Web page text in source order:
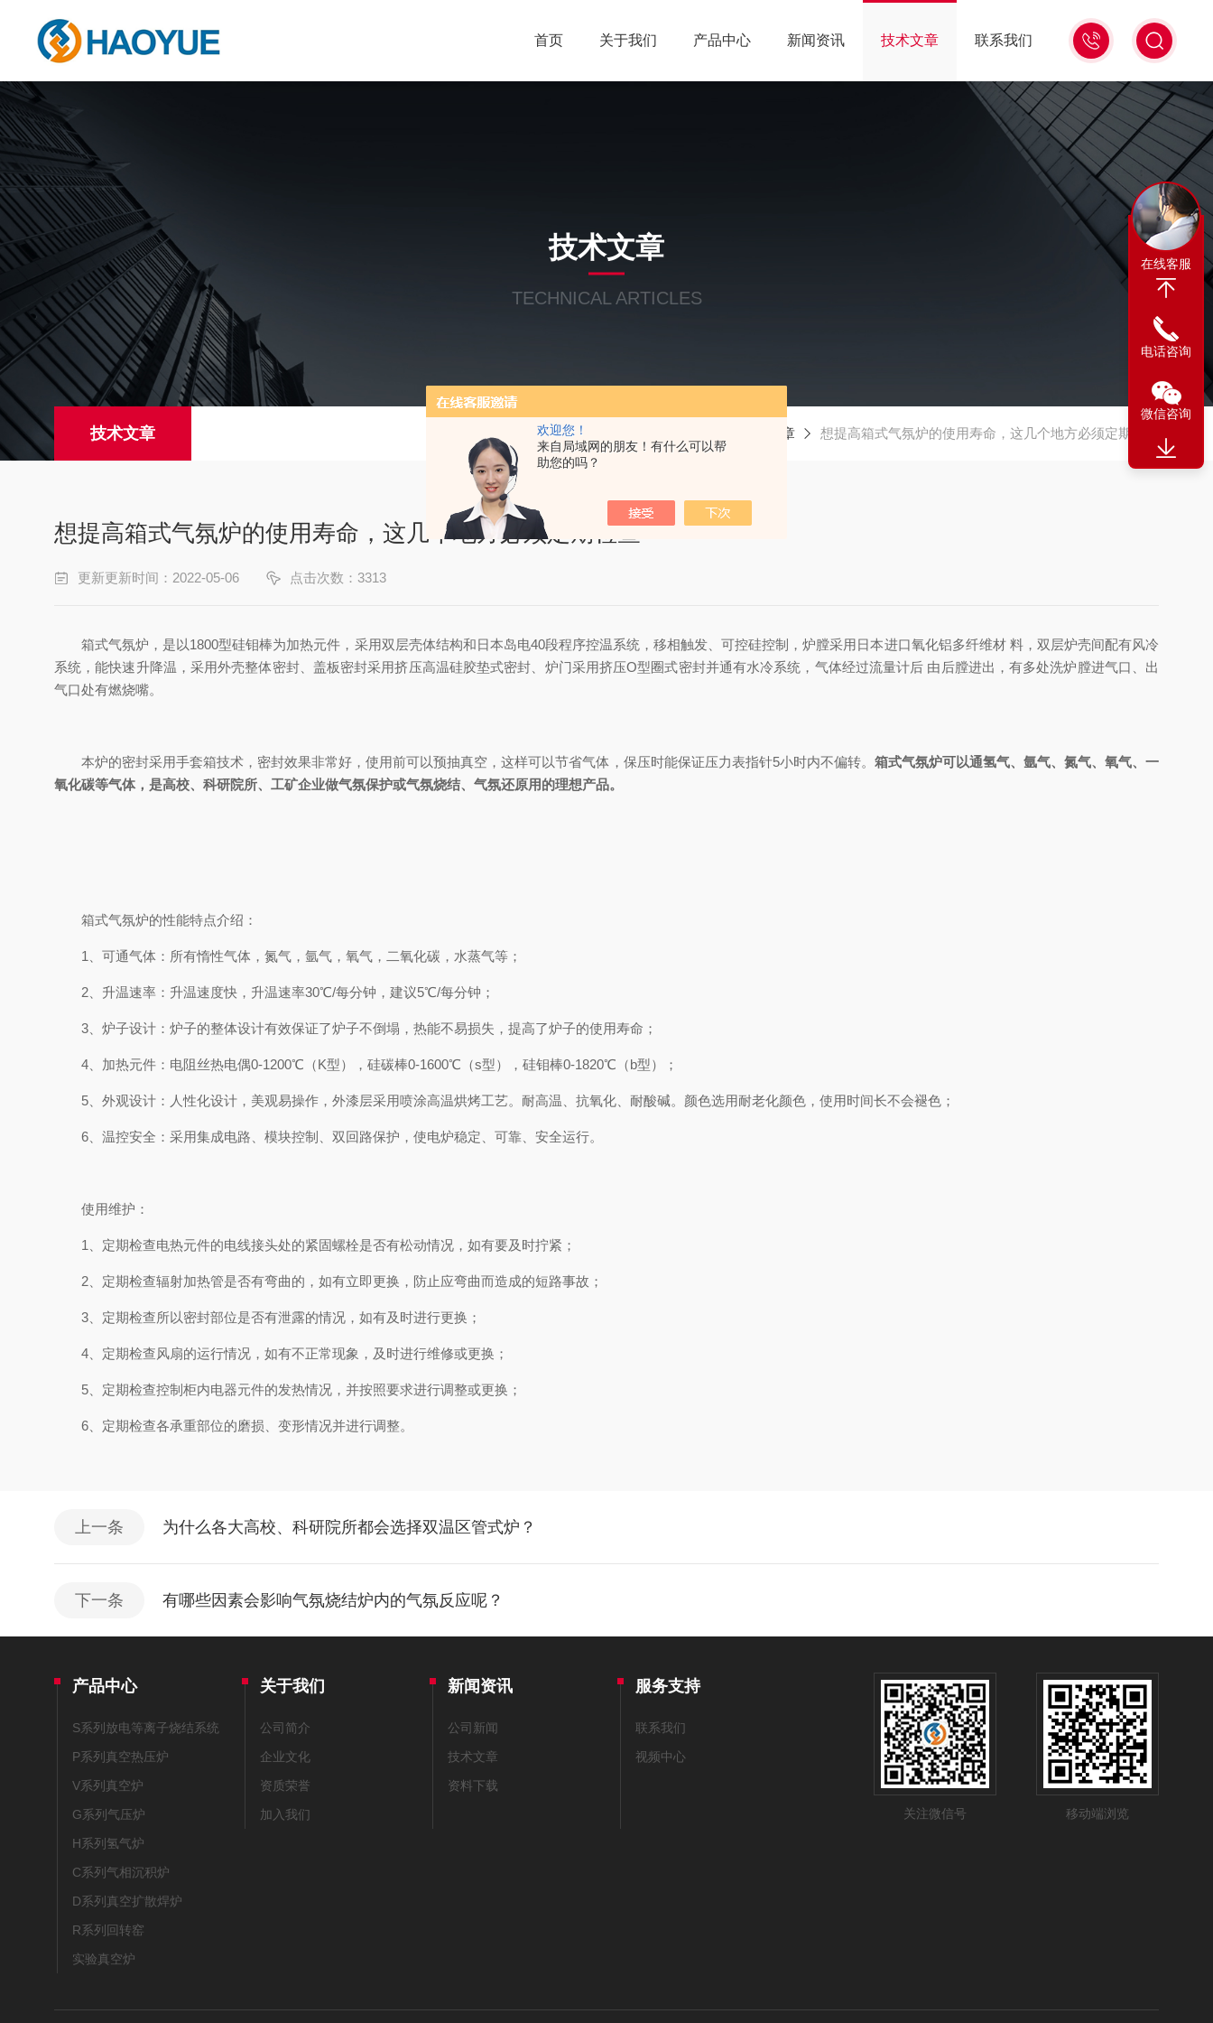
欢迎您！
来自局域网的朋友！有什么可以帮
助您的吗？
13311665350
首页 关于我们 产品中心 新闻资讯 技术文章 联系我们
技术文章
TECHNICAL ARTICLES
技术文章 技术文章 想提高箱式气氛炉的使用寿命，这几个地方必须定期检查
想提高箱式气氛炉的使用寿命，这几个地方必须定期检查
更新更新时间：2022-05-06 点击次数：3313
箱式气氛炉，是以1800型硅钼棒为加热元件，采用双层壳体结构和日本岛电40段程序控温系统，移相触发、可控硅控制，炉膛采用日本进口氧化铝多纤维材 料，双层炉壳间配有风冷
系统，能快速升降温，采用外壳整体密封、盖板密封采用挤压高温硅胶垫式密封、炉门采用挤压O型圈式密封并通有水冷系统，气体经过流量计后 由后膛进出，有多处洗炉膛进气口、出
气口处有燃烧嘴。
本炉的密封采用手套箱技术，密封效果非常好，使用前可以预抽真空，这样可以节省气体，保压时能保证压力表指针5小时内不偏转。 箱式气氛炉可以通氢气、氩气、氮气、氧气、一
氧化碳等气体，是高校、科研院所、工矿企业做气氛保护或气氛烧结、气氛还原用的理想产品。
箱式气氛炉的性能特点介绍：
1、可通气体：所有惰性气体，氮气，氩气，氧气，二氧化碳，水蒸气等；
2、升温速率：升温速度快，升温速率30℃/每分钟，建议5℃/每分钟；
3、炉子设计：炉子的整体设计有效保证了炉子不倒塌，热能不易损失，提高了炉子的使用寿命；
4、加热元件：电阻丝热电偶0-1200℃（K型），硅碳棒0-1600℃（s型），硅钼棒0-1820℃（b型）；
5、外观设计：人性化设计，美观易操作，外漆层采用喷涂高温烘烤工艺。耐高温、抗氧化、耐酸碱。颜色选用耐老化颜色，使用时间长不会褪色；
6、温控安全：采用集成电路、模块控制、双回路保护，使电炉稳定、可靠、安全运行。
使用维护：
1、定期检查电热元件的电线接头处的紧固螺栓是否有松动情况，如有要及时拧紧；
2、定期检查辐射加热管是否有弯曲的，如有立即更换，防止应弯曲而造成的短路事故；
3、定期检查所以密封部位是否有泄露的情况，如有及时进行更换；
4、定期检查风扇的运行情况，如有不正常现象，及时进行维修或更换；
5、定期检查控制柜内电器元件的发热情况，并按照要求进行调整或更换；
6、定期检查各承重部位的磨损、变形情况并进行调整。
上一条 为什么各大高校、科研院所都会选择双温区管式炉？
下一条 有哪些因素会影响气氛烧结炉内的气氛反应呢？
产品中心
S系列放电等离子烧结系统
P系列真空热压炉
V系列真空炉
G系列气压炉
H系列氢气炉
C系列气相沉积炉
D系列真空扩散焊炉
R系列回转窑
实验真空炉
关于我们
公司简介
企业文化
资质荣誉
加入我们
新闻资讯
公司新闻
技术文章
资料下载
服务支持
联系我们
视频中心
关注微信号 移动端浏览
在线客服
电话咨询
微信咨询